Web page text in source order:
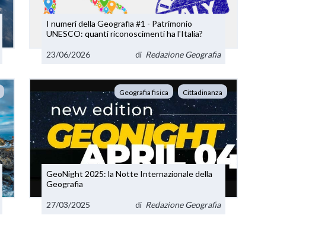
I numeri della Geografia #1 - Patrimonio
UNESCO: quanti riconoscimenti ha l'Italia?
23/06/2026 di Redazione Geografia
Geografia fisica Cittadinanza
GeoNight 2025: la Notte Internazionale della
Geografia
27/03/2025 di Redazione Geografia